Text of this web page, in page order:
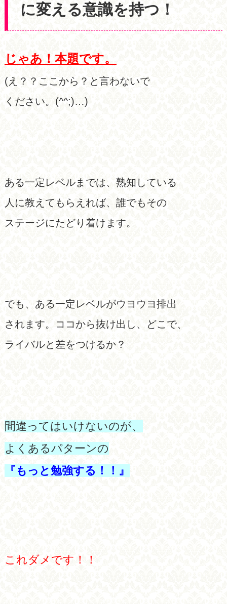
に変える意識を持つ！
じゃあ！本題です。
(え？？ここから？と言わないで
ください。(^^;)…)
ある一定レベルまでは、熟知している
人に教えてもらえれば、誰でもその
ステージにたどり着けます。
でも、ある一定レベルがウヨウヨ排出
されます。ココから抜け出し、どこで、
ライバルと差をつけるか？
間違ってはいけないのが、
よくあるパターンの
『もっと勉強する！！』
これダメです！！